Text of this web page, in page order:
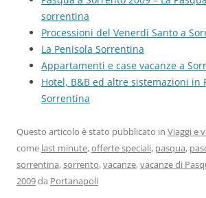
sorrentina
Processioni del Venerdì Santo a
La Penisola Sorrentina
Appartamenti e case vacanze a
Hotel, B&B ed altre sistemazioni in
Sorrentina
Questo articolo è stato pubblicato in Viaggi e
come last minute,offerte speciali, pasqua,
sorrentina,sorrento,vacanze,vacanze di
2009da Portanapoli